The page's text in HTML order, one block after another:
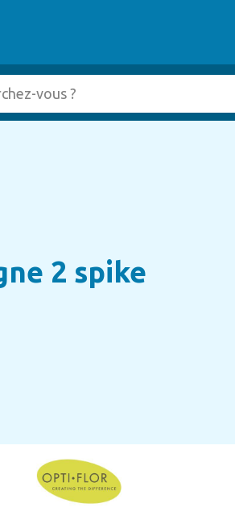
2 spike